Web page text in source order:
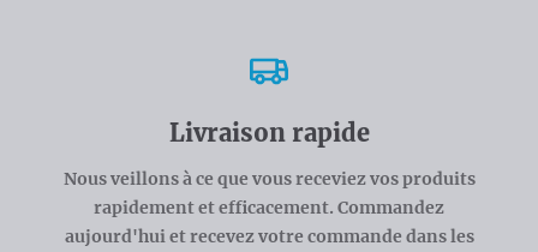
Livraison rapide
Nous veillons à ce que vous receviez vos produits
rapidement et efficacement. Commandez
aujourd'hui et recevez votre commande dans les